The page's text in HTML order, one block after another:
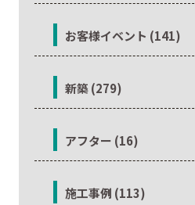
お客様イベント (141)
新築 (279)
アフター (16)
施工事例 (113)